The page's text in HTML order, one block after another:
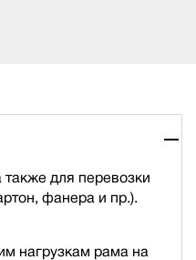
для перевозки
фанера и пр.).
нагрузкам рама на